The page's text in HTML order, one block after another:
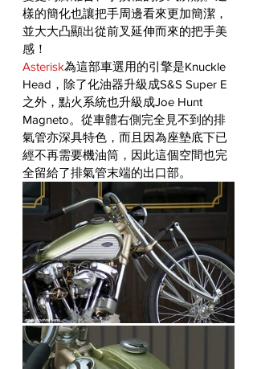
樣的簡化也讓把手周邊看來更加簡潔，
並大大凸顯出從前叉延伸而來的把手美
感！
Asterisk為這部車選用的引擎是Knuckle
Head，除了化油器升級成S&S Super E
之外，點火系統也升級成Joe Hunt
Magneto。從車體右側完全見不到的排
氣管亦深具特色，而且因為座墊底下已
經不再需要機油筒，因此這個空間也完
全留給了排氣管末端的出口部。